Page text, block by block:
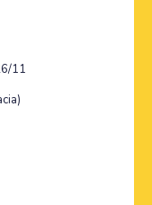
11